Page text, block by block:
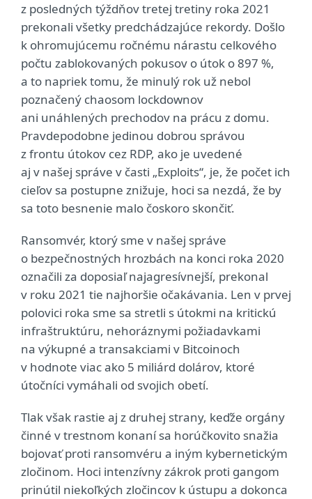
z posledných týždňov tretej tretiny roka 2021
prekonali všetky predchádzajúce rekordy. Došlo
k ohromujúcemu ročnému nárastu celkového
počtu zablokovaných pokusov o útok o 897 %,
a to napriek tomu, že minulý rok už nebol
poznačený chaosom lockdownov
ani unáhlených prechodov na prácu z domu.
Pravdepodobne jedinou dobrou správou
z frontu útokov cez RDP, ako je uvedené
aj v našej správe v časti „Exploits“, je, že počet ich
cieľov sa postupne znižuje, hoci sa nezdá, že by
sa toto besnenie malo čoskoro skončiť.
Ransomvér, ktorý sme v našej správe
o bezpečnostných hrozbách na konci roka 2020
označili za doposiaľ najagresívnejší, prekonal
v roku 2021 tie najhoršie očakávania. Len v prvej
polovici roka sme sa stretli s útokmi na kritickú
infraštruktúru, nehoráznymi požiadavkami
na výkupné a transakciami v Bitcoinoch
v hodnote viac ako 5 miliárd dolárov, ktoré
útočníci vymáhali od svojich obetí.
Tlak však rastie aj z druhej strany, keďže orgány
činné v trestnom konaní sa horúčkovito snažia
bojovať proti ransomvéru a iným kybernetickým
zločinom. Hoci intenzívny zákrok proti gangom
prinútil niekoľkých zločincov k ústupu a dokonca